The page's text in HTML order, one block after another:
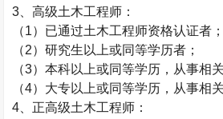
3、高级土木工程师 ：
（1）已通过土木工程师资格认证者；
（2）研究生以上或同等学历者；
（3）本科以上或同等学历，从事相
（4）大专以上或同等学历，从事相
4、正高级土木工程师 ：